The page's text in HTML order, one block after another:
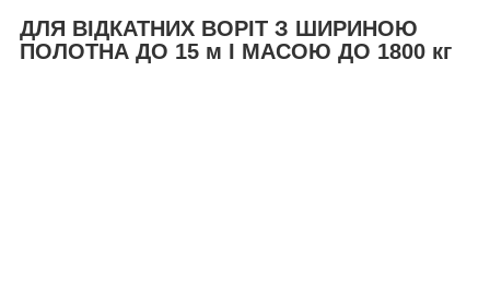
ДЛЯ ВІДКАТНИХ ВОРІТ З ШИРИНОЮ
ПОЛОТНА ДО 15 м І МАСОЮ ДО 1800 кг